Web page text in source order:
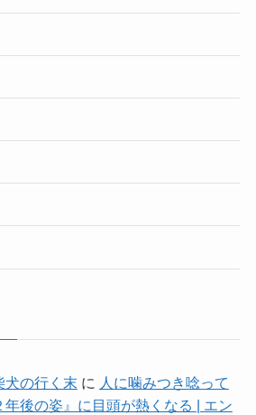
犬の行く末 に 人に噛みつき唸って
後の姿』に目頭が熱くなる | エン